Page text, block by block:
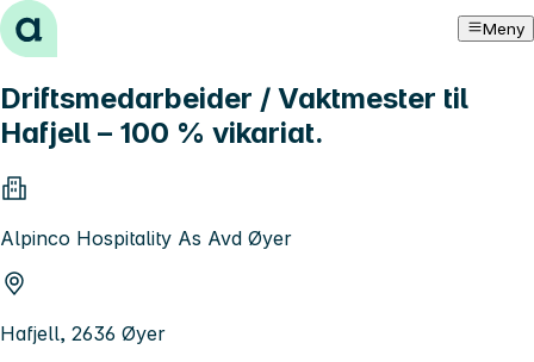
Hopp til innhold Meny
Driftsmedarbeider / Vaktmester til
Hafjell – 100 % vikariat.
Alpinco Hospitality As Avd Øyer
Hafjell, 2636 Øyer